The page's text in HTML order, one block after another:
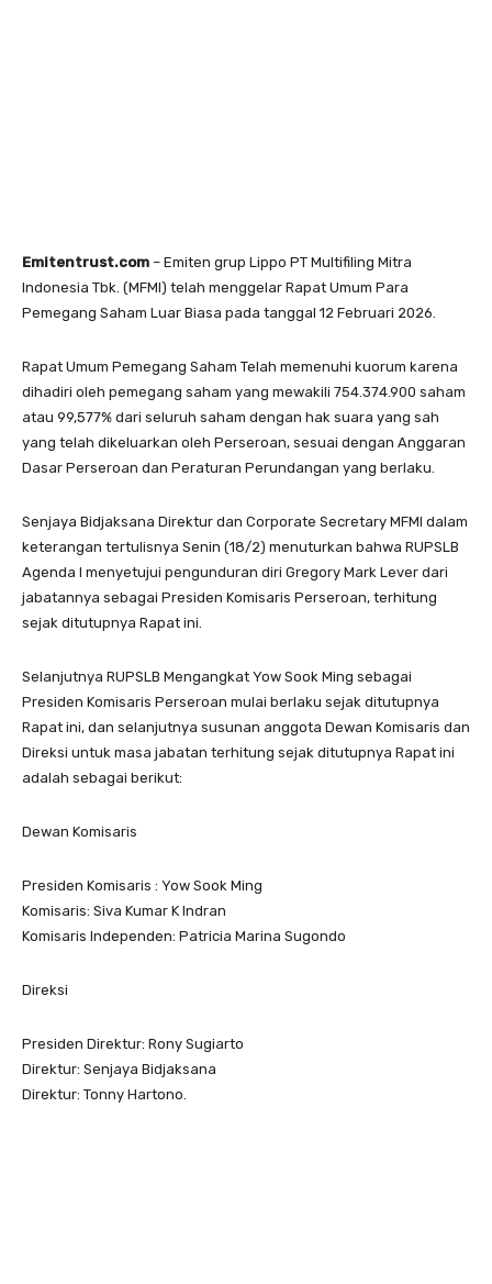
Emitentrust.com – Emiten grup Lippo PT Multifiling Mitra
Indonesia Tbk. (MFMI) telah menggelar Rapat Umum Para
Pemegang Saham Luar Biasa pada tanggal 12 Februari 2026.
Rapat Umum Pemegang Saham Telah memenuhi kuorum karena
dihadiri oleh pemegang saham yang mewakili 754.374.900 saham
atau 99,577% dari seluruh saham dengan hak suara yang sah
yang telah dikeluarkan oleh Perseroan, sesuai dengan Anggaran
Dasar Perseroan dan Peraturan Perundangan yang berlaku.
Senjaya Bidjaksana Direktur dan Corporate Secretary MFMI dalam
keterangan tertulisnya Senin (18/2) menuturkan bahwa RUPSLB
Agenda I menyetujui pengunduran diri Gregory Mark Lever dari
jabatannya sebagai Presiden Komisaris Perseroan, terhitung
sejak ditutupnya Rapat ini.
Selanjutnya RUPSLB Mengangkat Yow Sook Ming sebagai
Presiden Komisaris Perseroan mulai berlaku sejak ditutupnya
Rapat ini, dan selanjutnya susunan anggota Dewan Komisaris dan
Direksi untuk masa jabatan terhitung sejak ditutupnya Rapat ini
adalah sebagai berikut:
Dewan Komisaris
Presiden Komisaris : Yow Sook Ming
Komisaris: Siva Kumar K Indran
Komisaris Independen: Patricia Marina Sugondo
Direksi
Presiden Direktur: Rony Sugiarto
Direktur: Senjaya Bidjaksana
Direktur: Tonny Hartono.